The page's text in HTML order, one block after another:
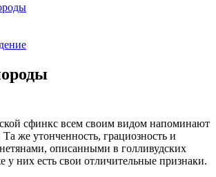
сфинкс всем своим видом напоминают
же утонченность, грациозность и
описанными в голливудских
у них есть свои отличительные признаки.